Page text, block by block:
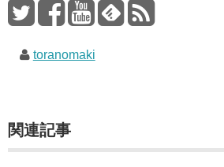
toranomaki
関連記事